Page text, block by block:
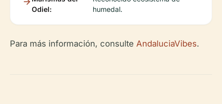
Odiel:
humedal.
Para más información, consulte AndaluciaVibes.